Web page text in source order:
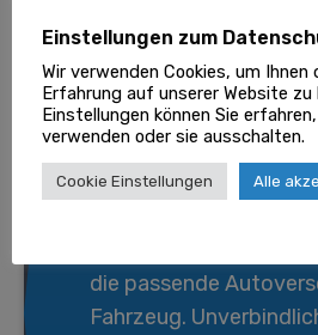
Wir entsorgen
Fahrzeug!
die passende
Fahrzeug.
Einstellungen zum
Wir verwenden Cookies, um
Erfahrung auf unserer Website zu
Einstellungen können Sie
verwenden oder sie ausschalten.
Cookie Einstellungen Alle